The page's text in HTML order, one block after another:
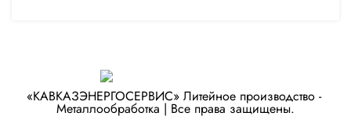
«КАВКАЗЭНЕРГОСЕРВИС» ​Литейное производство - ​
Металлообработка | Все права защищены.